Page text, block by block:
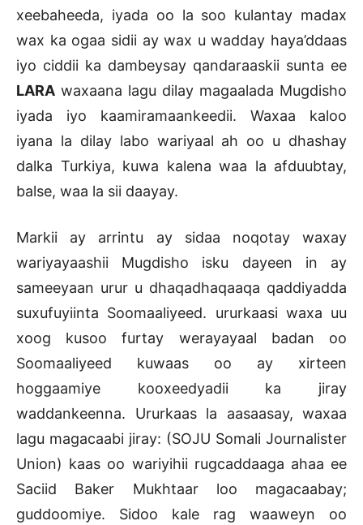
xeebaheeda, iyada oo la soo kulantay madax
wax ka ogaa sidii ay wax u wadday haya’ddaas
iyo ciddii ka dambeysay qandaraaskii sunta ee
LARA waxaana lagu dilay magaalada Mugdisho
iyada iyo kaamiramaankeedii. Waxaa kaloo
iyana la dilay labo wariyaal ah oo u dhashay
dalka Turkiya, kuwa kalena waa la afduubtay,
balse, waa la sii daayay.
Markii ay arrintu ay sidaa noqotay waxay
wariyayaashii Mugdisho isku dayeen in ay
sameeyaan urur u dhaqadhaqaaqa qaddiyadda
suxufuyiinta Soomaaliyeed. ururkaasi waxa uu
xoog kusoo furtay werayayaal badan oo
Soomaaliyeed kuwaas oo ay xirteen
hoggaamiye kooxeedyadii ka jiray
waddankeenna. Ururkaas la aasaasay, waxaa
lagu magacaabi jiray: (SOJU Somali Journalister
Union) kaas oo wariyihii rugcaddaaga ahaa ee
Saciid Baker Mukhtaar loo magacaabay;
guddoomiye. Sidoo kale rag waaweyn oo